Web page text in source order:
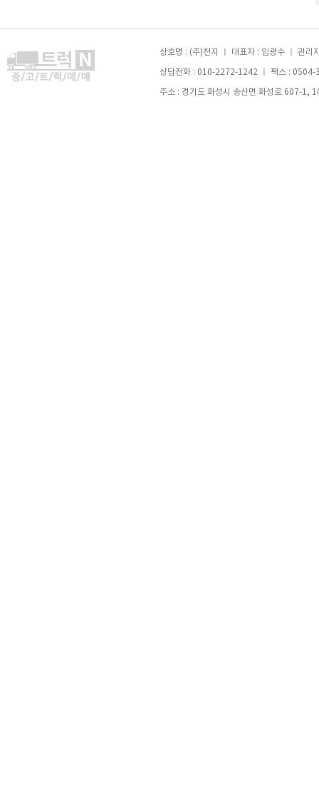
상호명 : (주)천지 ㅣ 대표자 : 임광수 ㅣ 관
상담전화 : 010-2272-1242 ㅣ 팩스 :
주소 : 경기도 화성시 송산면 화성로 607-